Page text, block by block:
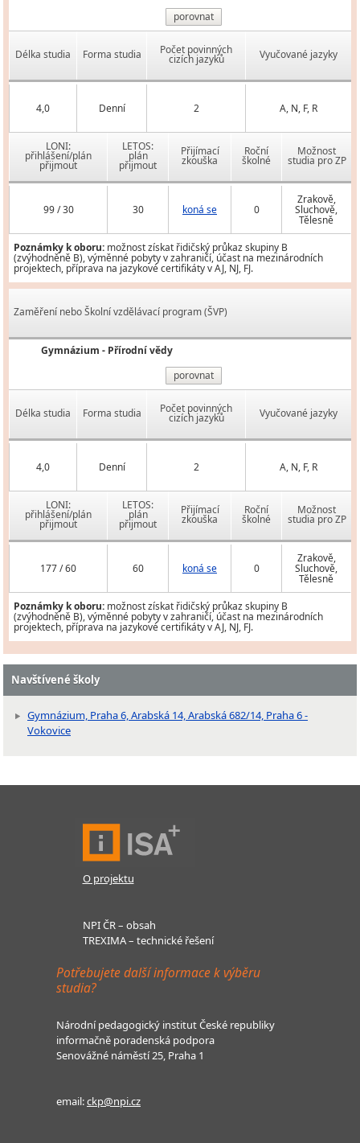
porovnat
Délka studia Forma studia Počet povinných
cizích jazyků Vyučované jazyky
4,0 Denní 2 A, N, F, R
LONI:
přihlášení/plán
přijmout
LETOS:
plán
přijmout
Přijímací
zkouška
Roční
školné
Možnost
studia pro ZP
99 / 30 30 koná se 0
Zrakově,
Sluchově,
Tělesně
Poznámky k oboru: možnost získat řidičský průkaz skupiny B
(zvýhodněně B), výměnné pobyty v zahraničí, účast na mezinárodních
projektech, příprava na jazykové certifikáty v AJ, NJ, FJ.
Zaměření nebo Školní vzdělávací program (ŠVP)
Gymnázium - Přírodní vědy
porovnat
Délka studia Forma studia Počet povinných
cizích jazyků Vyučované jazyky
4,0 Denní 2 A, N, F, R
LONI:
přihlášení/plán
přijmout
LETOS:
plán
přijmout
Přijímací
zkouška
Roční
školné
Možnost
studia pro ZP
177 / 60 60 koná se 0
Zrakově,
Sluchově,
Tělesně
Poznámky k oboru: možnost získat řidičský průkaz skupiny B
(zvýhodněně B), výměnné pobyty v zahraničí, účast na mezinárodních
projektech, příprava na jazykové certifikáty v AJ, NJ, FJ.
Navštívené školy
Gymnázium, Praha 6, Arabská 14, Arabská 682/14, Praha 6 -
Vokovice
O projektu
NPI ČR – obsah
TREXIMA – technické řešení
Potřebujete další informace k výběru
studia?
Národní pedagogický institut České republiky
informačně poradenská podpora
Senovážné náměstí 25, Praha 1
email:ckp@npi.cz